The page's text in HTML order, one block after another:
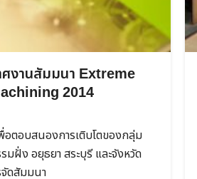
งานสัมมนา Extreme
2014
อตอบสนองการเติบโตของกลุ่ม
มฝั่ง อยุธยา สระบุรี และจังหวัด
จัดสัมมนา